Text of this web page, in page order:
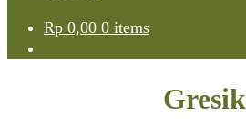
Rp 0,00 0 items
Gresik